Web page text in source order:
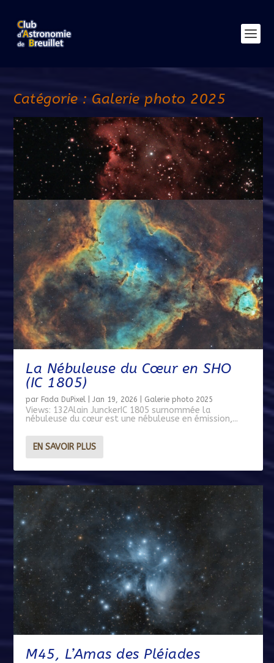
Catégorie : Galerie photo 2025
La Nébuleuse du Cœur en SHO
(IC 1805)
par Fada DuPixel |Jan 19, 2026 Galerie photo 2025
Views: 132Alain JunckerIC 1805 surnommée la
nébuleuse du cœur est une nébuleuse en émission,...
EN SAVOIR PLUS
M45, L’Amas des Pléiades